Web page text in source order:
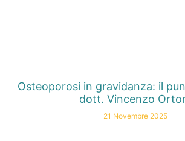
Osteoporosi in gravidanza: il
dott. Vincenzo
21 Novembre 2025